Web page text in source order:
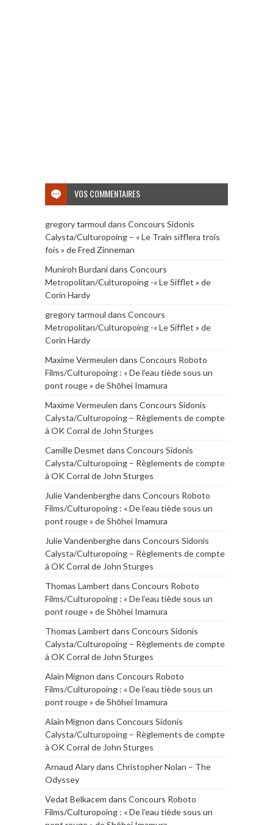
VOS COMMENTAIRES
gregory tarmoul dans Concours Sidonis
Calysta/Culturopoing – « Le Train sifflera trois
fois » de Fred Zinneman
Muniroh Burdanidans Concours
Metropolitan/Culturopoing -« Le Sifflet » de
Corin Hardy
gregory tarmoul dans Concours
Metropolitan/Culturopoing -« Le Sifflet » de
Corin Hardy
Maxime Vermeulen dans Concours Roboto
Films/Culturopoing : « De l’eau tiède sous un
pont rouge » de Shōhei Imamura
Maxime Vermeulen dans Concours Sidonis
Calysta/Culturopoing – Règlements de compte
à OK Corral de John Sturges
Camille Desmet dans Concours Sidonis
Calysta/Culturopoing – Règlements de compte
à OK Corral de John Sturges
Julie Vandenberghedans Concours Roboto
Films/Culturopoing : « De l’eau tiède sous un
pont rouge » de Shōhei Imamura
Julie Vandenberghedans Concours Sidonis
Calysta/Culturopoing – Règlements de compte
à OK Corral de John Sturges
Thomas Lambert dans Concours Roboto
Films/Culturopoing : « De l’eau tiède sous un
pont rouge » de Shōhei Imamura
Thomas Lambert dans Concours Sidonis
Calysta/Culturopoing – Règlements de compte
à OK Corral de John Sturges
Alain Mignon dans Concours Roboto
Films/Culturopoing : « De l’eau tiède sous un
pont rouge » de Shōhei Imamura
Alain Mignon dans Concours Sidonis
Calysta/Culturopoing – Règlements de compte
à OK Corral de John Sturges
Arnaud Alarydans Christopher Nolan – The
Odyssey
Vedat Belkacem dans Concours Roboto
Films/Culturopoing : « De l’eau tiède sous un